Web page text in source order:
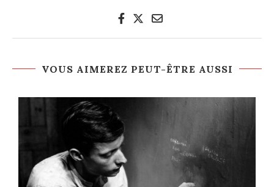
VOUS AIMEREZ PEUT-ÊTRE AUSSI